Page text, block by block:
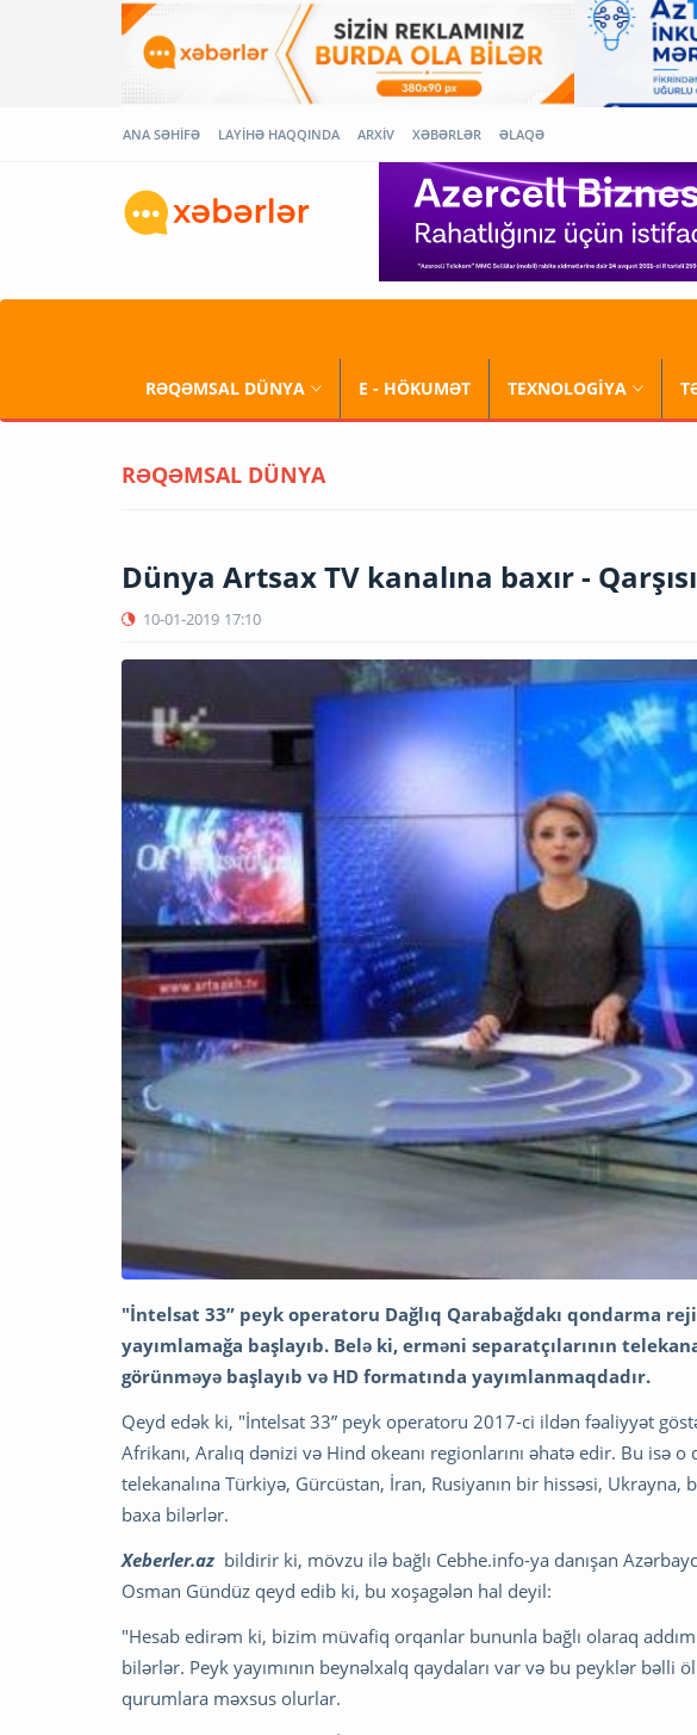
ANA SƏHİFƏ LAYİHƏ HAQQINDA ARXİV XƏBƏRLƏR ƏLAQƏ
RƏQƏMSAL DÜNYA E - HÖKUMƏT TEXNOLOGİYA
RƏQƏMSAL DÜNYA
Dünya Artsax TV kanalına baxır -
10-01-2019 17:10
"İntelsat 33” peyk operatoru Dağlıq Qarabağdakı qondarma
yayımlamağa başlayıb. Belə ki, erməni separatçılarının
görünməyə başlayıb və HD formatında yayımlanmaqdadır.
Qeyd edək ki, "İntelsat 33” peyk operatoru 2017-ci ildən fəaliyyət
Afrikanı, Aralıq dənizi və Hind okeanı regionlarını əhatə edir. Bu isə
telekanalına Türkiyə, Gürcüstan, İran, Rusiyanın bir hissəsi, Ukrayna,
baxa bilərlər.
Xeberler.az bildirir ki, mövzu ilə bağlı Cebhe.info-ya danışan
Osman Gündüz qeyd edib ki, bu xoşagələn hal deyil:
"Hesab edirəm ki, bizim müvafiq orqanlar bununla bağlı olaraq
bilərlər. Peyk yayımının beynəlxalq qaydaları var və bu peyklər bəlli
qurumlara məxsus olurlar.